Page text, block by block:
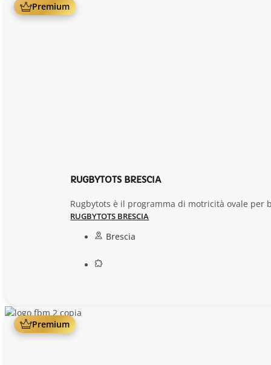
Premium
RUGBYTOTS BRESCIA
Rugbytots è il programma di motricità ovale
RUGBYTOTS BRESCIA
Brescia
Premium